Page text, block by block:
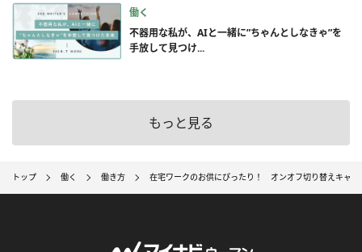
働く
不器用な私が、AIと一緒に”ちゃんとしなきゃ”を
手放して見つけ...
もっと見る
トップ 働く 働き方 在宅ワークのお供にぴったり！ オンオフ切り替えキャン